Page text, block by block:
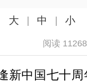
大 | 中 | 小
阅读
新中国七十